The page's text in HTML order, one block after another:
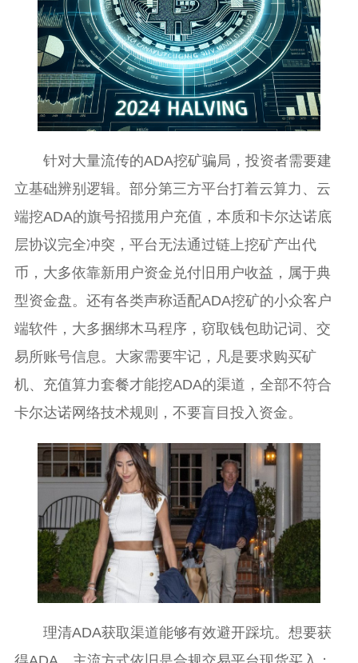
针对大量流传的ADA挖矿骗局，投资者需要建
立基础辨别逻辑。部分第三方平台打着云算力、云
端挖ADA的旗号招揽用户充值，本质和卡尔达诺底
层协议完全冲突，平台无法通过链上挖矿产出代
币，大多依靠新用户资金兑付旧用户收益，属于典
型资金盘。还有各类声称适配ADA挖矿的小众客户
端软件，大多捆绑木马程序，窃取钱包助记词、交
易所账号信息。大家需要牢记，凡是要求购买矿
机、充值算力套餐才能挖ADA的渠道，全部不符合
卡尔达诺网络技术规则，不要盲目投入资金。
理清ADA获取渠道能够有效避开踩坑。想要获